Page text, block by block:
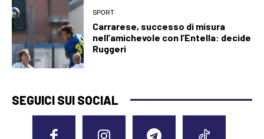
SPORT
Carrarese, successo di misura
nell’amichevole con l’Entella: decide
Ruggeri
SEGUICI SUI SOCIAL